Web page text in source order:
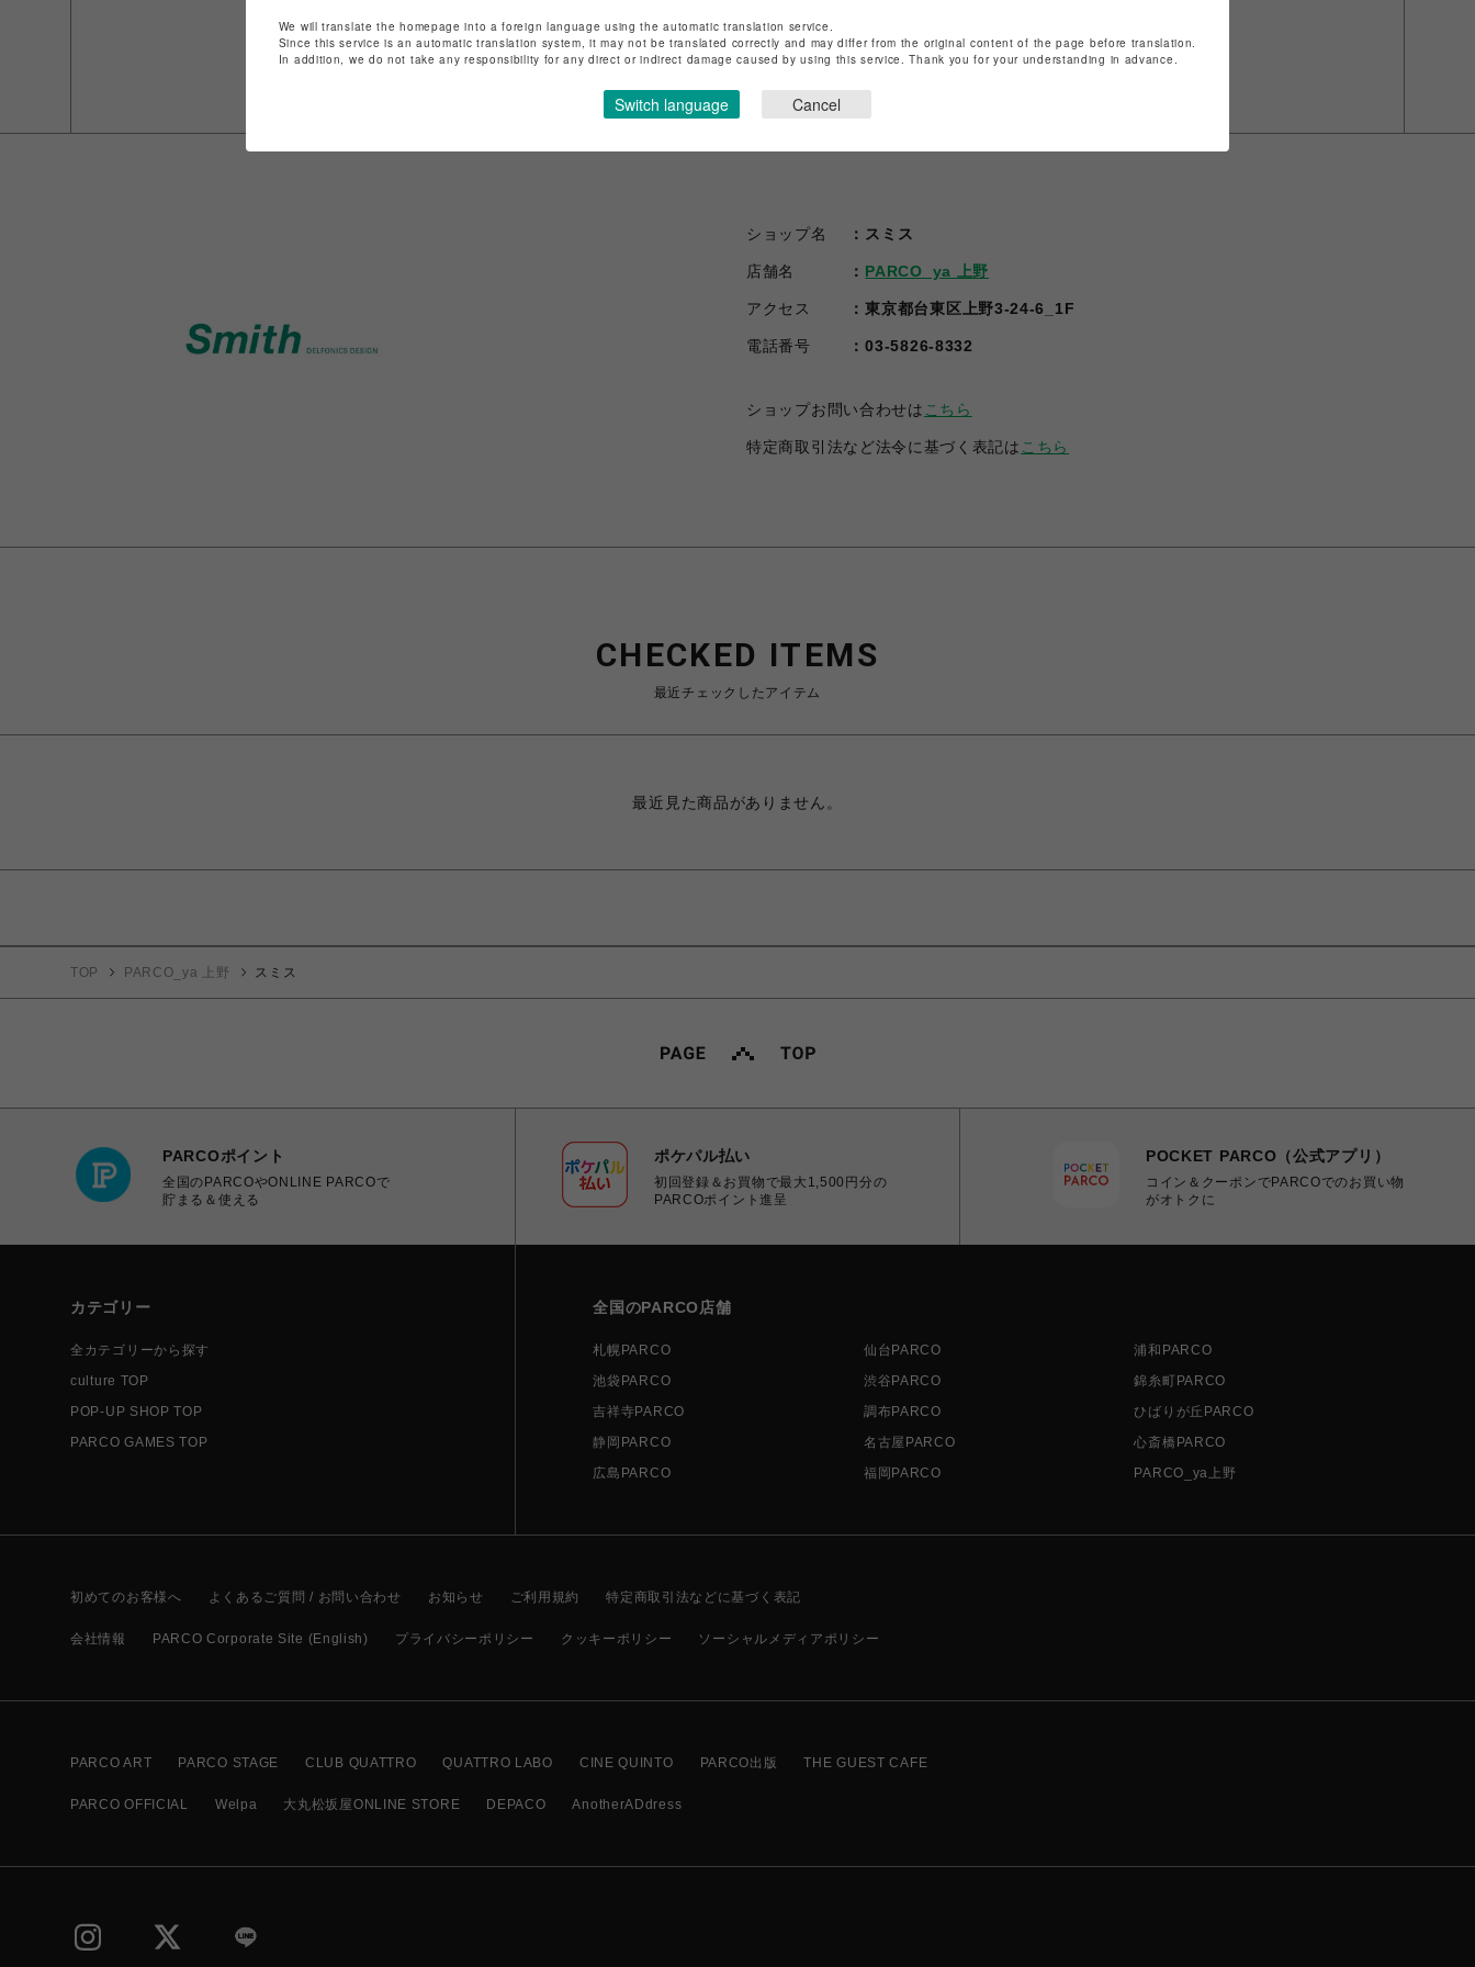
ショップ名 スミス
店舗名 PARCO_ya 上野
アクセス 東京都台東区上野3-24-6_1F
電話番号 03-5826-8332
ショップお問い合わせは こちら
特定商取引法など法令に基づく表記は こちら
CHECKED ITEMS
最近チェックしたアイテム
最近見た商品がありません。
TOP PARCO_ya 上野 スミス
PARCOポイント
全国のPARCOやONLINE PARCOで
貯まる＆使える
ポケパル払い
初回登録＆お買物で最大1,500円分の
PARCOポイント進呈
POCKET PARCO（公式アプリ）
コイン＆クーポンでPARCOでのお買い物
がオトクに
カテゴリー
全カテゴリーから探す
culture TOP
POP-UP SHOP TOP
PARCO GAMES TOP
全国のPARCO店舗
札幌PARCO 仙台PARCO
浦和PARCO
池袋PARCO
渋谷PARCO
錦糸町PARCO
吉祥寺PARCO
調布PARCO
ひばりが丘PARCO
静岡PARCO
名古屋PARCO
心斎橋PARCO
広島PARCO
福岡PARCO PARCO_ya上野
初めてのお客様へ よくあるご質問 / お問い合わせ お知らせ ご利用規約 特定商取引法などに基づく表記
会社情報 PARCO Corporate Site (English) プライバシーポリシー クッキーポリシー ソーシャルメディアポリシー
PARCO ART PARCO STAGE CLUB QUATTRO QUATTRO LABO CINE QUINTO PARCO出版 THE GUEST CAFE
PARCO OFFICIAL Welpa 大丸松坂屋ONLINE STORE DEPACO AnotherADdress
We will translate the homepage into a foreign language using the automatic translation service.
Since this service is an automatic translation system, it may not be translated correctly and may differ from the original content of the page before translation.
In addition, we do not take any responsibility for any direct or indirect damage caused by using this service. Thank you for your understanding in advance.
Switch language Cancel